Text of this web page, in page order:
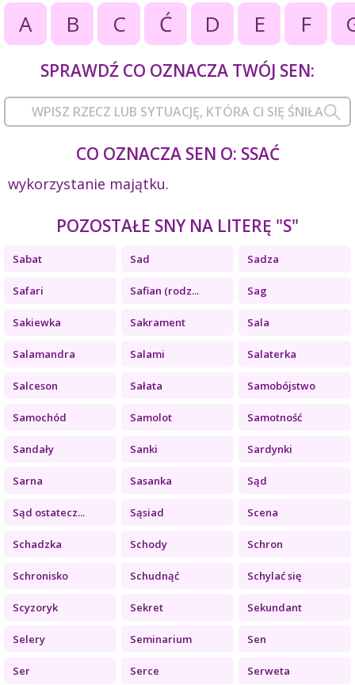
A B C Ć D E F
SPRAWDŹ CO OZNACZA TWÓJ SEN:
CO OZNACZA SEN O: SSAĆ
wykorzystanie majątku.
POZOSTAŁE SNY NA LITERĘ "S"
Sabat Sad Sadza
Safari Safian (rodz... Sag
Sakiewka Sakrament Sala
Salamandra Salami Salaterka
Salceson Sałata Samobójstwo
Samochód Samolot Samotność
Sandały Sanki Sardynki
Sarna Sasanka Sąd
Sąd ostatecz... Sąsiad Scena
Schadzka Schody Schron
Schronisko Schudnąć Schylać się
Scyzoryk Sekret Sekundant
Selery Seminarium Sen
Ser Serce Serweta